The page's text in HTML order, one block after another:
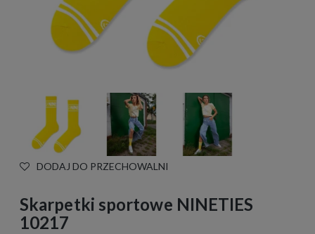
DODAJ DO PRZECHOWALNI
Skarpetki sportowe NINETIES
10217